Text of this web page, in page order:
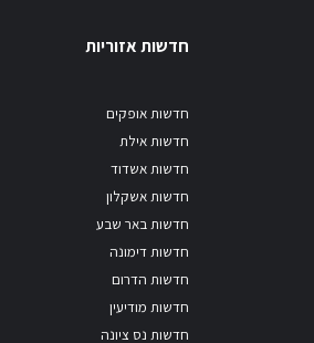
חדשות אזוריות
חדשות אופקים
חדשות אילת
חדשות אשדוד
חדשות אשקלון
חדשות באר שבע
חדשות דימונה
חדשות הדרום
חדשות מודיעין
חדשות נס ציונה